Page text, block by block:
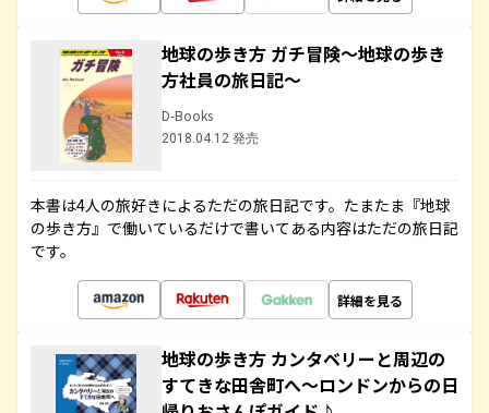
地球の歩き方 ガチ冒険～地球の歩き
方社員の旅日記～
D-Books
2018.04.12 発売
本書は4人の旅好きによるただの旅日記です。たまたま『地球
の歩き方』で働いているだけで書いてある内容はただの旅日記
です。
詳細を見る
地球の歩き方 カンタベリーと周辺の
すてきな田舎町へ～ロンドンからの日